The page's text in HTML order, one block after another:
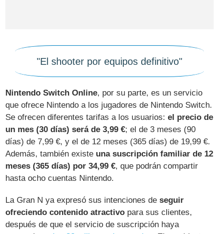
"El shooter por equipos definitivo"
Nintendo Switch Online, por su parte, es un servicio
que ofrece Nintendo a los jugadores de Nintendo Switch.
Se ofrecen diferentes tarifas a los usuarios:el precio de
un mes (30 días) será de 3,99 €; el de 3 meses (90
días) de 7,99 €, y el de 12 meses (365 días) de 19,99 €.
Además, también existe una suscripción familiar de 12
meses (365 días) por 34,99 €, que podrán compartir
hasta ocho cuentas Nintendo.
La Gran N ya expresó sus intenciones deseguir
ofreciendo contenido atractivo para sus clientes,
después de que el servicio de suscripción haya